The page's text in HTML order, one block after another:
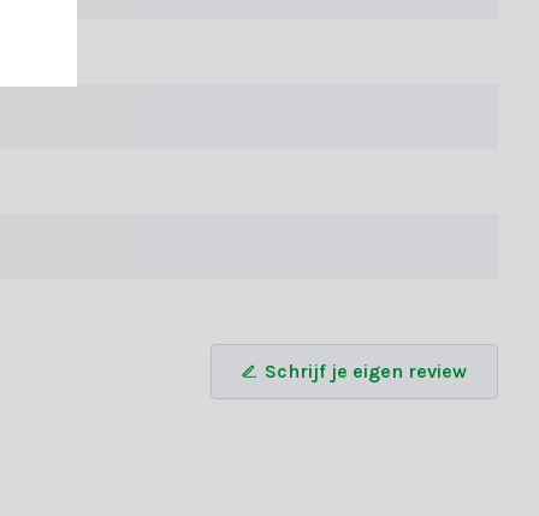
onze handige keuzegids maakt het vinden van jouw ideale
Schrijf je eigen review